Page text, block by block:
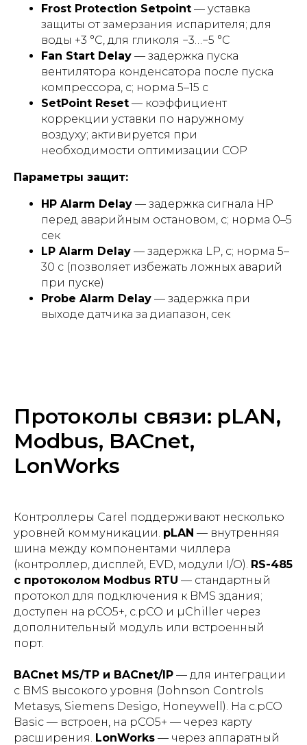
Frost Protection Setpoint — уставка
защиты от замерзания испарителя; для
воды +3 °С, для гликоля −3…−5 °С
Fan Start Delay — задержка пуска
вентилятора конденсатора после пуска
компрессора, с; норма 5–15 с
SetPoint Reset — коэффициент
коррекции уставки по наружному
воздуху; активируется при
необходимости оптимизации COP
Параметры защит:
HP Alarm Delay — задержка сигнала HP
перед аварийным остановом, с; норма 0–5
сек
LP Alarm Delay — задержка LP, с; норма 5–
30 с (позволяет избежать ложных аварий
при пуске)
Probe Alarm Delay — задержка при
выходе датчика за диапазон, сек
Протоколы связи: pLAN,
Modbus, BACnet,
LonWorks
Контроллеры Carel поддерживают несколько
уровней коммуникации. pLAN — внутренняя
шина между компонентами чиллера
(контроллер, дисплей, EVD, модули I/O). RS-485
с протоколом Modbus RTU — стандартный
протокол для подключения к BMS здания;
доступен на pCO5+, c.pCO и µChiller через
дополнительный модуль или встроенный
порт.
BACnet MS/TP и BACnet/IP — для интеграции
с BMS высокого уровня (Johnson Controls
Metasys, Siemens Desigo, Honeywell). На c.pCO
Basic — встроен, на pCO5+ — через карту
расширения. LonWorks — через аппаратный